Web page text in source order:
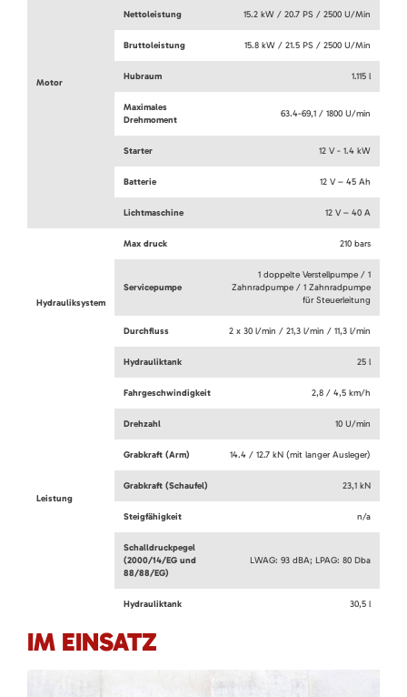
Motor
Nettoleistung 15.2 kW / 20.7 PS / 2500 U/Min
Bruttoleistung 15.8 kW / 21.5 PS / 2500 U/Min
Hubraum 1.115 l
Maximales
Drehmoment
63.4-69,1 / 1800 U/min
Starter 12 V - 1.4 kW
Batterie 12 V – 45 Ah
Lichtmaschine 12 V – 40 A
Hydrauliksystem
Max druck 210 bars
Servicepumpe
1 doppelte Verstellpumpe / 1
Zahnradpumpe / 1 Zahnradpumpe
für Steuerleitung
Durchfluss 2 x 30 l/min / 21,3 l/min / 11,3 l/min
Hydrauliktank 25 l
Leistung
Fahrgeschwindigkeit 2,8 / 4,5 km/h
Drehzahl 10 U/min
Grabkraft (Arm) 14.4 / 12.7 kN (mit langer Ausleger)
Grabkraft (Schaufel) 23,1 kN
Steigfähigkeit n/a
Schalldruckpegel
(2000/14/EG und
88/88/EG)
LWAG: 93 dBA; LPAG: 80 Dba
Hydrauliktank 30,5 l
IM EINSATZ